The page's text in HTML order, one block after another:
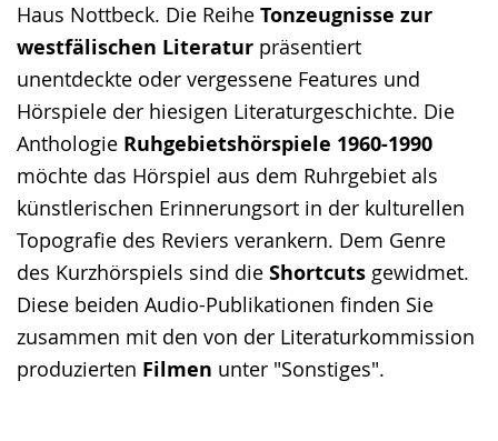
Haus Nottbeck. Die Reihe Tonzeugnisse zur
westfälischen Literatur präsentiert
unentdeckte oder vergessene Features und
Hörspiele der hiesigen Literaturgeschichte. Die
Anthologie Ruhgebietshörspiele 1960-1990
möchte das Hörspiel aus dem Ruhrgebiet als
künstlerischen Erinnerungsort in der kulturellen
Topografie des Reviers verankern. Dem Genre
des Kurzhörspiels sind die Shortcuts gewidmet.
Diese beiden Audio-Publikationen finden Sie
zusammen mit den von der Literaturkommission
produzierten Filmen unter "Sonstiges".